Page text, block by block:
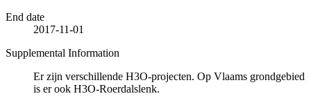
End date
2017-11-01
Supplemental Information
Er zijn verschillende H3O-projecten. Op Vlaams grondgebied
is er ook H3O-Roerdalslenk.